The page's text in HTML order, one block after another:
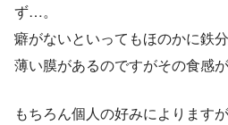
ず…。
癖がないといってもほのかに鉄
薄い膜があるのですがその食感
もちろん個人の好みによります